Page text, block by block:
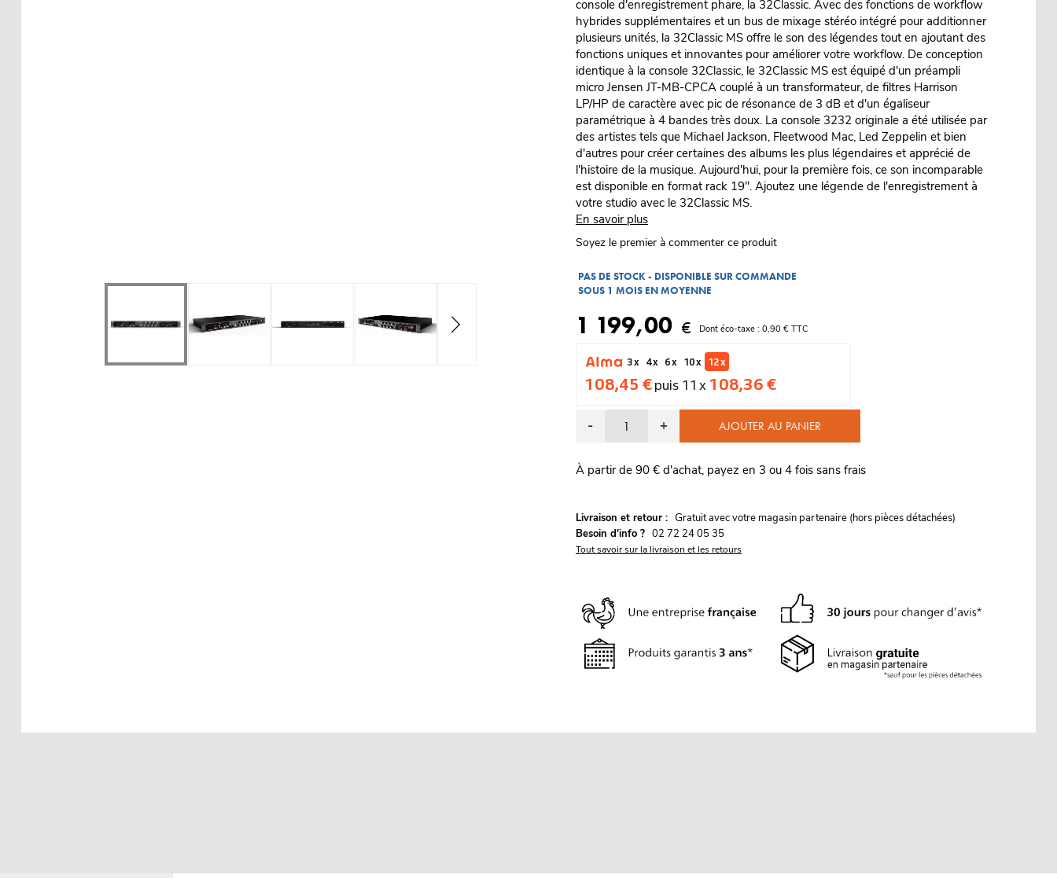
console d'enregistrement phare, la 32Classic. Avec des fonctions de workflow
hybrides supplémentaires et un bus de mixage stéréo intégré pour additionner
plusieurs unités, la 32Classic MS offre le son des légendes tout en ajoutant des
fonctions uniques et innovantes pour améliorer votre workflow. De conception
identique à la console 32Classic, le 32Classic MS est équipé d'un préampli
micro Jensen JT-MB-CPCA couplé à un transformateur, de filtres Harrison
LP/HP de caractère avec pic de résonance de 3 dB et d'un égaliseur
paramétrique à 4 bandes très doux. La console 3232 originale a été utilisée par
des artistes tels que Michael Jackson, Fleetwood Mac, Led Zeppelin et bien
d'autres pour créer certaines des albums les plus légendaires et apprécié de
l'histoire de la musique. Aujourd'hui, pour la première fois, ce son incomparable
est disponible en format rack 19". Ajoutez une légende de l'enregistrement à
votre studio avec le 32Classic MS.
En savoir plus
Soyez le premier à commenter ce produit
PAS DE STOCK - DISPONIBLE SUR COMMANDE
SOUS 1 MOIS EN MOYENNE
1 199,00 € Dont éco-taxe : 0,90 € TTC
3 x 4 x 6 x 10 x 12 x
108,45 €puis 11 x 108,36 €
- + AJOUTER AU PANIER
À partir de 90 € d'achat, payez en 3 ou 4 fois sans frais
Livraison et retour : Gratuit avec votre magasin partenaire (hors pièces détachées)
Besoin d'info ? 02 72 24 05 35
Tout savoir sur la livraison et les retours